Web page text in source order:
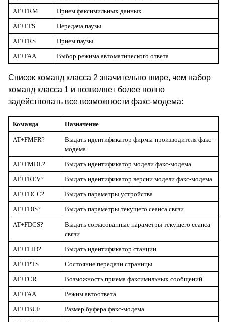
AT+FRM
Прием факсимильных данных
AT+FTS
Передача паузы
AT+FRS
Прием паузы
AT+FAA
Выбор режима автоматического ответа
Список команд класса 2 значительно шире, чем набор
команд класса 1 и позволяет более полно
задействовать все возможности факс-модема:
Команда Назначение
AT+FMFR?
Выдать идентификатор фирмы-производителя факс-
модема
AT+FMDL?
Выдать идентификатор модели факс-модема
AT+FREV?
Выдать идентификатор версии модели факс-модема
AT+FDCC?
Выдать параметры устройства
AT+FDIS?
Выдать параметры текущего сеанса связи
AT+FDCS?
Выдать согласованные параметры текущего сеанса
связи
AT+FLID?
Выдать идентификатор станции
AT+FPTS
Состояние передачи страницы
AT+FCR
Возможность приема факсимильных сообщений
AT+FAA
Режим автоответа
AT+FBUF
Размер буфера факс-модема